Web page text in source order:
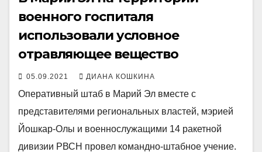
военного госпиталя
использовали условное
отравляющее вещество
05.09.2021 ДИАНА КОШКИНА
Оперативный штаб в Марий Эл вместе с
представителями региональных властей, мэрией
Йошкар-Олы и военнослужащими 14 ракетной
дивизии РВСН провел командно-штабное учение.